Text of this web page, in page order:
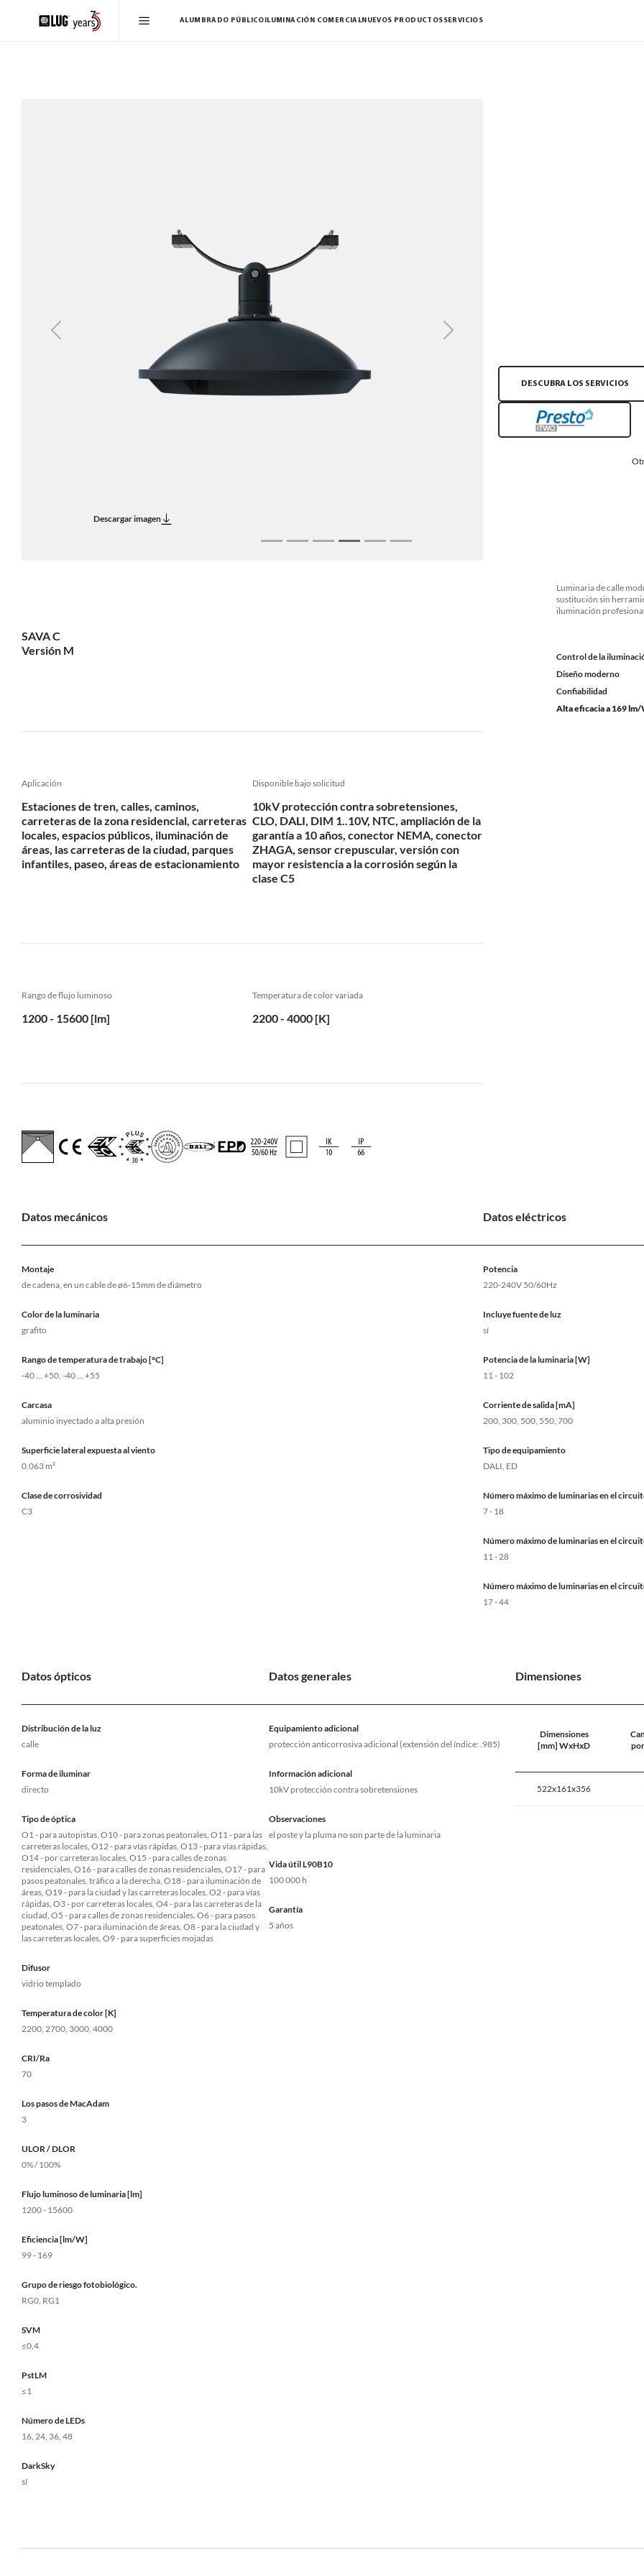
ALUMBRADO PÚBLICO ILUMINACIÓN COMERCIALNUEVOS PRODUCTOSSERVICIOS
Previous Next
Descargar imagen
DESCUBRA LOS SERVICIOS
SAVA C
Versión M
Luminaria de calle
sustitución sin
iluminación
Control de la
Diseño moderno
Confiabilidad
Alta eficacia a 169 lm/
Aplicación
Estaciones de tren, calles, caminos,
carreteras de la zona residencial, carreteras
locales, espacios públicos, iluminación de
áreas, las carreteras de la ciudad, parques
infantiles, paseo, áreas de estacionamiento
Disponible bajo solicitud
10kV protección contra sobretensiones,
CLO, DALI, DIM 1..10V, NTC, ampliación de la
garantía a 10 años, conector NEMA, conector
ZHAGA, sensor crepuscular, versión con
mayor resistencia a la corrosión según la
clase C5
Rango de flujo luminoso
1200 - 15600 [lm]
Temperatura de color variada
2200 - 4000 [K]
Datos mecánicos
Montaje
de cadena, en un cable de ø6-15mm de diámetro
Color de la luminaria
grafito
Rango de temperatura de trabajo [°C]
-40 ... +50, -40 ... +55
Carcasa
aluminio inyectado a alta presión
Superficie lateral expuesta al viento
0.063 m²
Clase de corrosividad
C3
Datos eléctricos
Potencia
220-240V 50/60Hz
Incluye fuente de luz
sí
Potencia de la luminaria [W]
11 - 102
Corriente de salida [mA]
200, 300, 500, 550, 700
Tipo de equipamiento
DALI, ED
Número máximo de luminarias en el
7 - 18
Número máximo de luminarias en el
11 - 28
Número máximo de luminarias en el
17 - 44
Datos ópticos
Distribución de la luz
calle
Forma de iluminar
directo
Tipo de óptica
O1 - para autopistas, O10 - para zonas peatonales, O11 - para las
carreteras locales, O12 - para vías rápidas, O13 - para vías rápidas,
O14 - por carreteras locales, O15 - para calles de zonas
residenciales, O16 - para calles de zonas residenciales, O17 - para
pasos peatonales, tráfico a la derecha, O18 - para iluminación de
áreas, O19 - para la ciudad y las carreteras locales, O2 - para vías
rápidas, O3 - por carreteras locales, O4 - para las carreteras de la
ciudad, O5 - para calles de zonas residenciales, O6 - para pasos
peatonales, O7 - para iluminación de áreas, O8 - para la ciudad y
las carreteras locales, O9 - para superficies mojadas
Difusor
vidrio templado
Temperatura de color [K]
2200, 2700, 3000, 4000
CRI/Ra
70
Los pasos de MacAdam
3
ULOR / DLOR
0% / 100%
Flujo luminoso de luminaria [lm]
1200 - 15600
Eficiencia [lm/W]
99 - 169
Grupo de riesgo fotobiológico.
RG0, RG1
SVM
≤0,4
PstLM
≤1
Número de LEDs
16, 24, 36, 48
DarkSky
sí
Datos generales
Equipamiento adicional
protección anticorrosiva adicional (extensión del índice: .985)
Información adicional
10kV protección contra sobretensiones
Observaciones
el poste y la pluma no son parte de la luminaria
Vida útil L90B10
100 000 h
Garantía
5 años
Dimensiones
Dimensiones
[mm] WxHxD
522x161x356